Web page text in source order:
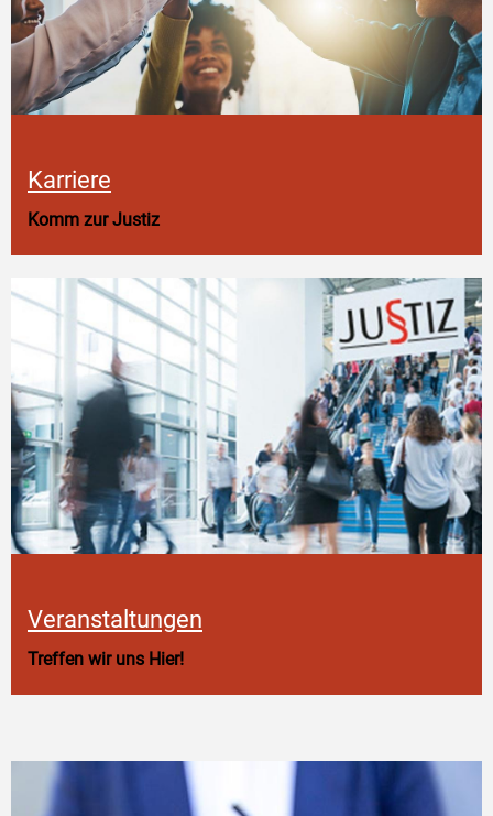
Karriere
Komm zur Justiz
Veranstaltungen
Treffen wir uns Hier!